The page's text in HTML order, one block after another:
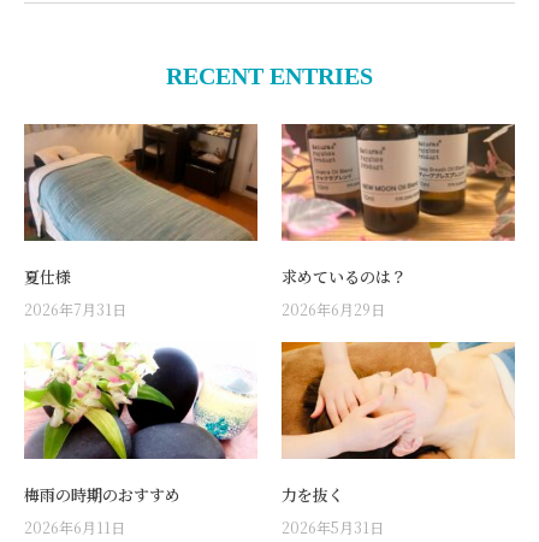
RECENT ENTRIES
夏仕様
2026年7月31日
求めているのは？
2026年6月29日
梅雨の時期のおすすめ
2026年6月11日
力を抜く
2026年5月31日